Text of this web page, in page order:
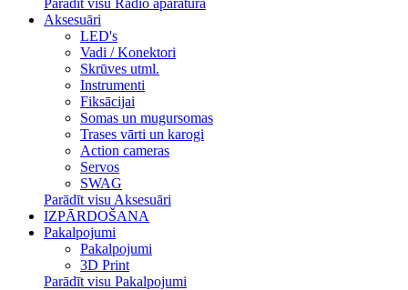
Parādīt visu Radio aparatūra
Aksesuāri
LED's
Vadi / Konektori
Skrūves utml.
Instrumenti
Fiksācijai
Somas un mugursomas
Trases vārti un karogi
Action cameras
Servos
SWAG
Parādīt visu Aksesuāri
IZPĀRDOŠANA
Pakalpojumi
Pakalpojumi
3D Print
Parādīt visu Pakalpojumi